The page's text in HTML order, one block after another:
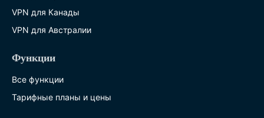
VPN для Канады
VPN для Австралии
Функции
Все функции
Тарифные планы и цены